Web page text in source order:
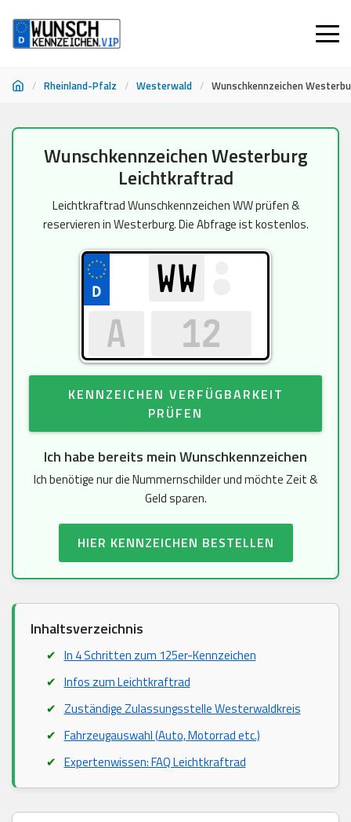
/ Rheinland-Pfalz / Westerwald / Wunschkennzeichen
Wunschkennzeichen Westerburg
Leichtkraftrad
Leichtkraftrad Wunschkennzeichen WW prüfen &
reservieren in Westerburg. Die Abfrage ist kostenlos.
KENNZEICHEN VERFÜGBARKEIT
PRÜFEN
Ich habe bereits mein Wunschkennzeichen
Ich benötige nur die Nummernschilder und möchte Zeit &
Geld sparen.
HIER KENNZEICHEN BESTELLEN
Inhaltsverzeichnis
In 4 Schritten zum 125er-Kennzeichen
Infos zum Leichtkraftrad
Zuständige Zulassungsstelle Westerwaldkreis
Fahrzeugauswahl (Auto, Motorrad etc.)
Expertenwissen: FAQ Leichtkraftrad